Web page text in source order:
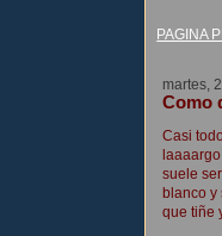
PAGINA
martes,
Como
Casi
suele
blanco y
que tiñe